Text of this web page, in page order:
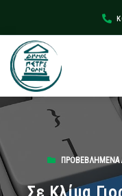
ΠΡΟΒΕΒΛΗΜΈΝΑ